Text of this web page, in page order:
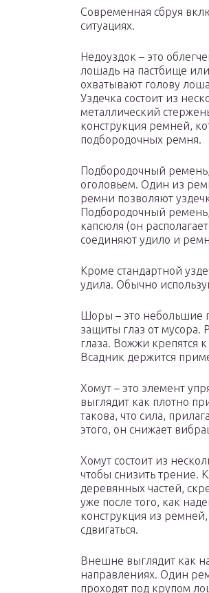
Современная сбруя
ситуациях.
Недоуздок – это
лошадь на пастбище
охватывают голову
Уздечка состоит из
металлический
конструкция ремней,
подбородочных ремня.
Подбородочный
оголовьем. Один из
ремни позволяют
Подбородочный
капсюля (он
соединяют удило и
Кроме стандартной
удила. Обычно
Шоры – это небольшие
защиты глаз от мусора.
глаза. Вожжи крепятся
Всадник держится
Хомут – это элемент
выглядит как плотно
такова, что сила,
этого, он снижает
Хомут состоит из
чтобы снизить трение.
деревянных частей,
уже после того, как
конструкция из ремней,
сдвигаться.
Внешне выглядит как
направлениях. Один
проходят под крупом